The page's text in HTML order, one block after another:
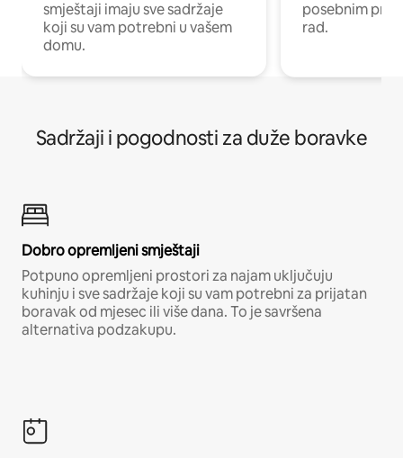
smještaji imaju sve sadržaje
koji su vam potrebni u vašem
domu.
posebnim
rad.
Sadržaji i pogodnosti za duže boravke
Dobro opremljeni smještaji
Potpuno opremljeni prostori za najam uključuju
kuhinju i sve sadržaje koji su vam potrebni za prijatan
boravak od mjesec ili više dana. To je savršena
alternativa podzakupu.